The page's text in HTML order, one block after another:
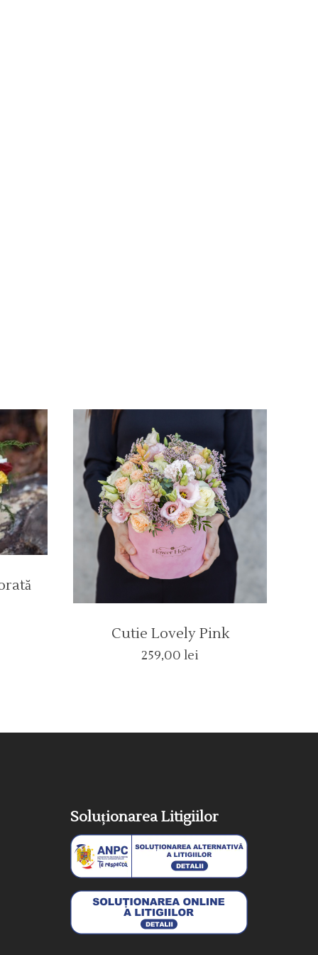
Cutie Lovely Pink
259,00 lei
Soluționarea Litigiilor